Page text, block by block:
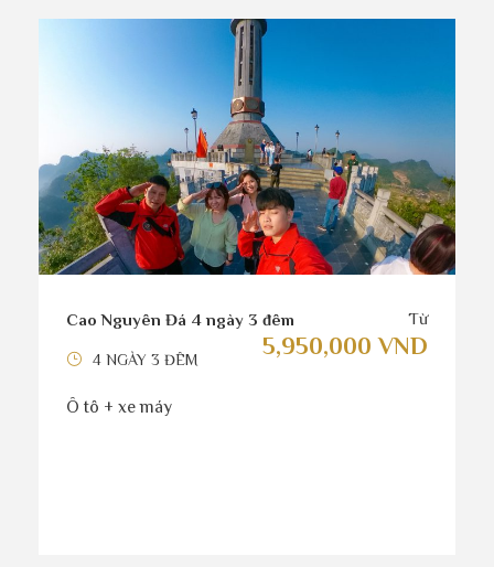
Cao Nguyên Đá 4 ngày 3 đêm Từ
5,950,000 VND
4 NGÀY 3 ĐÊM
Ô tô + xe máy